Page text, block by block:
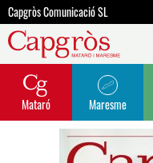
Capgròs Comunicació SL
Mataró Maresme